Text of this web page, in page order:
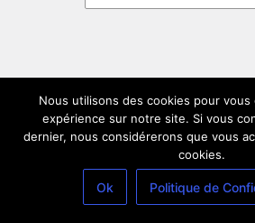
Nous utilisons des cookies pour vous
expérience sur notre site. Si vous
dernier, nous considérerons que vous
cookies.
Ok Politique de